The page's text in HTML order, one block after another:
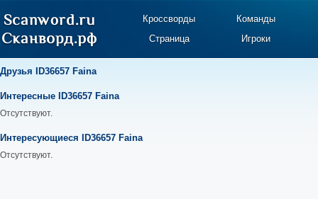
Кроссворды
Команды
Страница
Игроки
Друзья ID36657 Faina
Интересные ID36657 Faina
Отсутствуют.
Интересующиеся ID36657 Faina
Отсутствуют.